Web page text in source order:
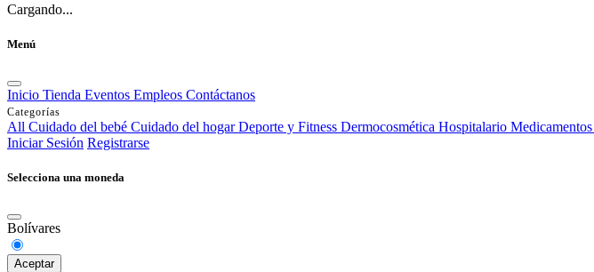
Cargando...
Menú
Inicio Tienda Eventos Empleos Contáctanos
Categorías
All Cuidado del bebé Cuidado del hogar Deporte y Fitness Dermocosmética Hospitalario Medicamentos
Iniciar Sesión Registrarse
Selecciona una moneda
Bolívares
Aceptar